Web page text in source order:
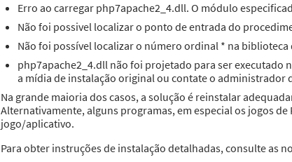
Erro ao carregar php7apache2_4.dll. O módulo
Não foi possivel localizar o ponto de entrada do
Não foi possível localizar o número ordinal * na
php7apache2_4.dll não foi projetado para ser executado
a mídia de instalação original ou contate o
Na grande maioria dos casos, a solução é reinstalar
Alternativamente, alguns programas, em especial os jogos
jogo/aplicativo.
Para obter instruções de instalação detalhadas, consulte as